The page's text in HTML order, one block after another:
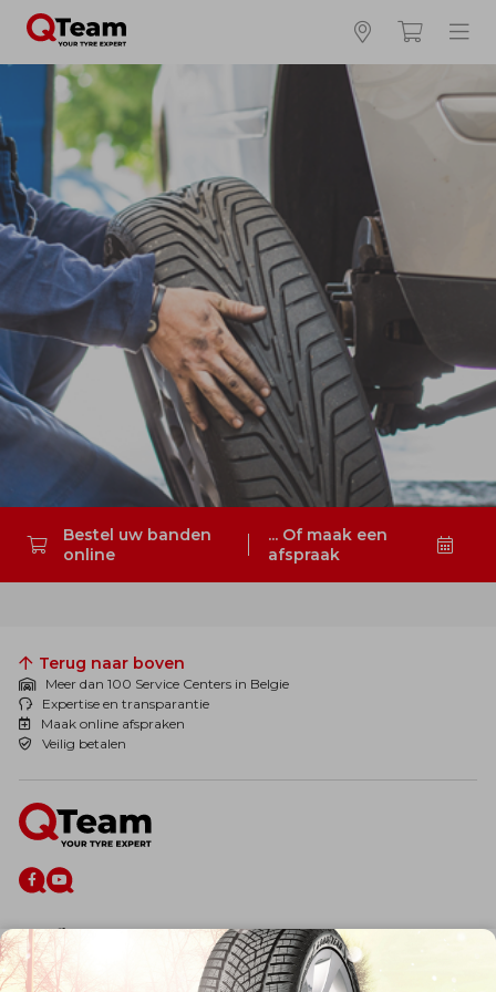
Bestel uw banden
online
... Of maak een
afspraak
Kies en bestel uw banden online
Waar vind ik mijn bandenmaat?
Zomerbanden
4 seizoenen
Winterbanden
Breedte *
Hoogte *
Inch *
Terug naar boven
Meer dan 100 Service Centers in Belgie
Expertise en transparantie
Maak online afspraken
Veilig betalen
De firma
Wie zijn wij?
Blog